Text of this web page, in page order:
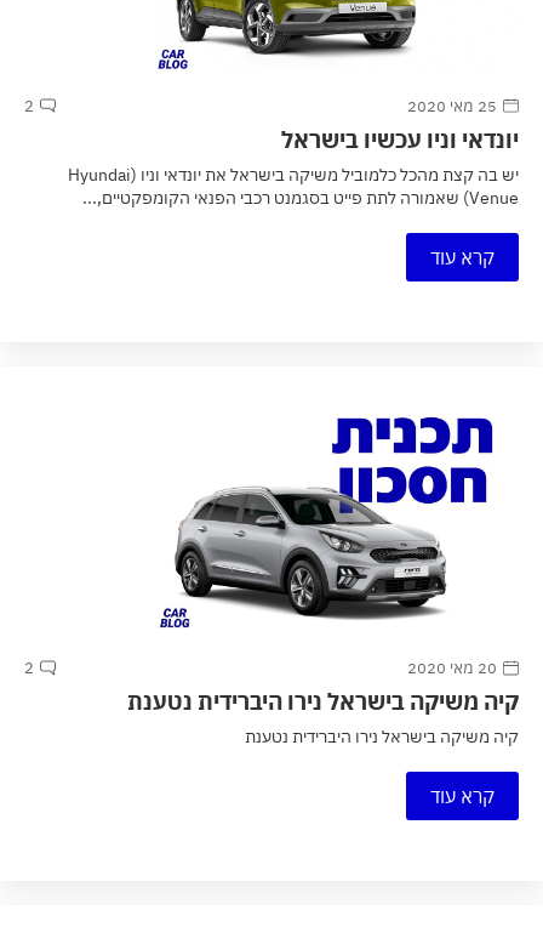
25 מאי 2020 2
יונדאי וניו עכשיו בישראל
יש בה קצת מהכל כלמוביל משיקה בישראל את יונדאי וניו (Hyundai
Venue) שאמורה לתת פייט בסגמנט רכבי הפנאי הקומפקטיים,...
קרא עוד
20 מאי 2020 2
קיה משיקה בישראל נירו היברידית נטענת
קיה משיקה בישראל נירו היברידית נטענת
קרא עוד